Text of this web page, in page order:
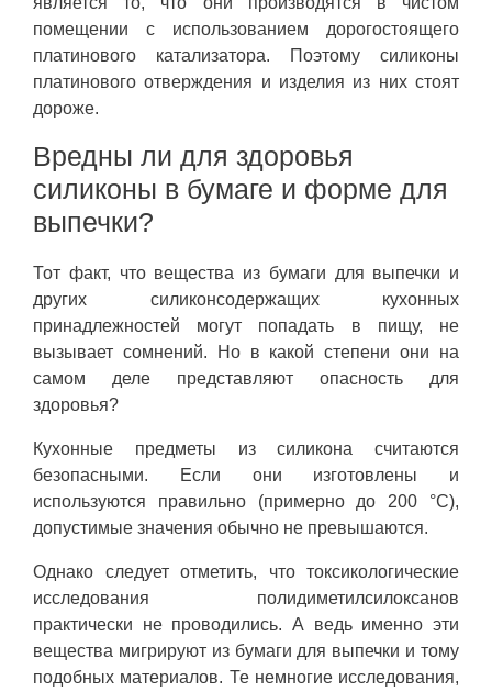
помещении с использованием дорогостоящего
платинового катализатора. Поэтому силиконы
платинового отверждения и изделия из них стоят
дороже.
Вредны ли для здоровья
силиконы в бумаге и форме для
выпечки?
Тот факт, что вещества из бумаги для выпечки и
других силиконсодержащих кухонных
принадлежностей могут попадать в пищу, не
вызывает сомнений. Но в какой степени они на
самом деле представляют опасность для
здоровья?
Кухонные предметы из силикона считаются
безопасными. Если они изготовлены и
используются правильно (примерно до 200 °C),
допустимые значения обычно не превышаются.
Однако следует отметить, что токсикологические
исследования полидиметилсилоксанов
практически не проводились. А ведь именно эти
вещества мигрируют из бумаги для выпечки и тому
подобных материалов. Те немногие исследования,